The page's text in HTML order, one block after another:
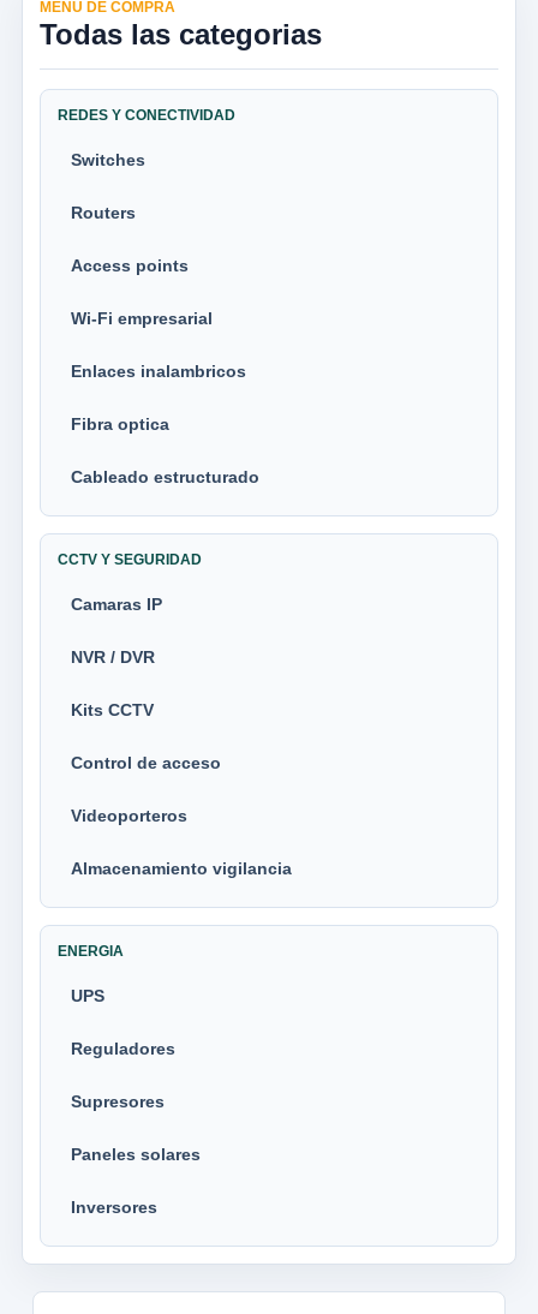
MENU DE COMPRA
Todas las categorias
REDES Y CONECTIVIDAD
Switches
Routers
Access points
Wi-Fi empresarial
Enlaces inalambricos
Fibra optica
Cableado estructurado
CCTV Y SEGURIDAD
Camaras IP
NVR / DVR
Kits CCTV
Control de acceso
Videoporteros
Almacenamiento vigilancia
ENERGIA
UPS
Reguladores
Supresores
Paneles solares
Inversores